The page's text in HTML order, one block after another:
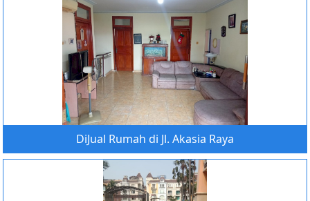
DiJual Rumah di Jl. Akasia Raya